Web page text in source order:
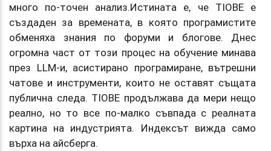
много по-точен анализ.Истината е, че TIOBE е
създаден за времената, в която програмистите
обменяха знания по форуми и блогове. Днес
огромна част от този процес на обучение минава
през LLM-и, асистирано програмиране, вътрешни
чатове и инструменти, които не оставят същата
публична следа. TIOBE продължава да мери нещо
реално, но то все по-малко съвпада с реалната
картина на индустрията. Индексът вижда само
върха на айсберга.